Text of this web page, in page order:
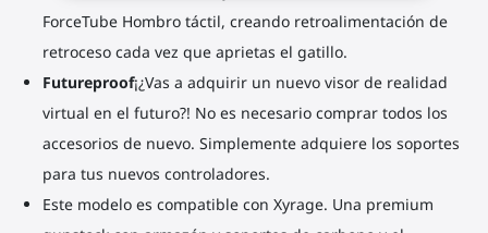
ForceTube Hombro táctil, creando retroalimentación de
retroceso cada vez que aprietas el gatillo.
Futureproof¡¿Vas a adquirir un nuevo visor de realidad
virtual en el futuro?! No es necesario comprar todos los
accesorios de nuevo. Simplemente adquiere los soportes
para tus nuevos controladores.
Este modelo es compatible con Xyrage. Una premium